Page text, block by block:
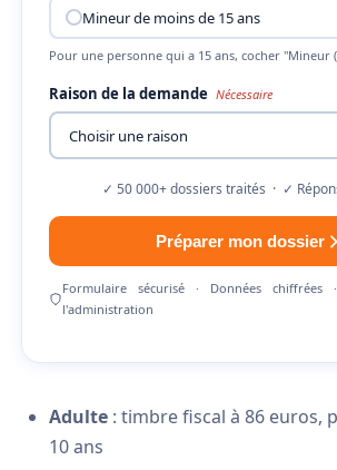
Mineur de moins de 15 ans
Pour une personne qui a 15 ans, cocher "Mineur
Raison de la demande Nécessaire
✓ 50 000+ dossiers traités · ✓
Préparer mon dossier
Formulaire sécurisé · Données chiffrées
l'administration
Adulte : timbre fiscal à 86 euros,
10 ans